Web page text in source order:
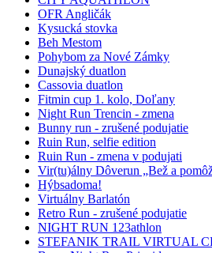
OFR Angličák
Kysucká stovka
Beh Mestom
Pohybom za Nové Zámky
Dunajský duatlon
Cassovia duatlon
Fitmin cup 1. kolo, Doľany
Night Run Trencin - zmena
Bunny run - zrušené podujatie
Ruin Run, selfie edition
Ruin Run - zmena v podujati
Vir(tu)álny Dôverun „Bež a
Hýbsadoma!
Virtuálny Barlatón
Retro Run - zrušené podujatie
NIGHT RUN 123athlon
STEFANIK TRAIL VIRTUAL